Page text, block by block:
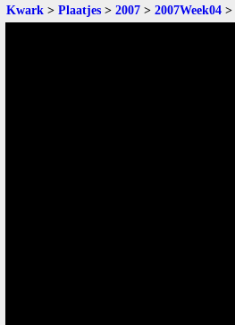
Kwark > Plaatjes > 2007 > 2007Week04 >